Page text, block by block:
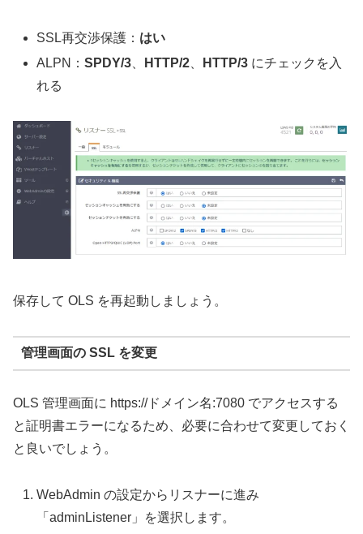
SSL再交渉保護： はい
ALPN：SPDY/3 HTTP/2 HTTP/3 にチェックを入
れる
保存して OLS を再起動しましょう。
管理画面の SSL を変更
OLS 管理画面に https://ドメイン名:7080 でアクセスする
と証明書エラーになるため、必要に合わせて変更しておく
と良いでしょう。
WebAdmin の設定からリスナーに進み
「adminListener」を選択します。